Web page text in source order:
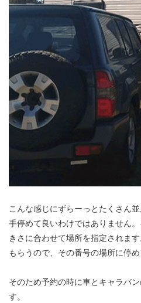
こんな感じにずらーっとたくさん
手停めて良いわけではありません
きさに合わせて場所を指定されま
もらうので、その番号の場所に停め
そのため予約の時に車とキャラバ
す。